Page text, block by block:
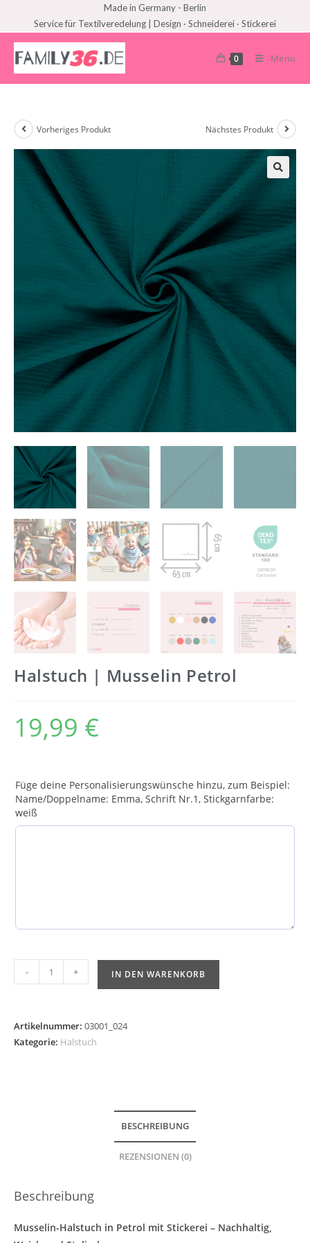
Made in Germany - Berlin
Service für Textilveredelung | Design · Schneiderei · Stickerei
0 Menü
Vorheriges Produkt Nächstes Produkt
Halstuch | Musselin Petrol
19,99 €
Füge deine Personalisierungswünsche hinzu, zum Beispiel:
Name/Doppelname: Emma, Schrift Nr.1, Stickgarnfarbe:
weiß
- + IN DEN WARENKORB
Artikelnummer: 03001_024
Kategorie: Halstuch
BESCHREIBUNG
REZENSIONEN (0)
Beschreibung
Musselin-Halstuch in Petrol mit Stickerei – Nachhaltig,